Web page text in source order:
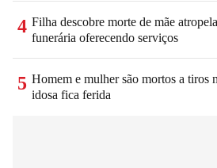
4 Filha descobre morte de mãe
funerária oferecendo serviços
5 Homem e mulher são mortos a tiros
idosa fica ferida